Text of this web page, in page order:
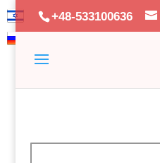
+48-533100636